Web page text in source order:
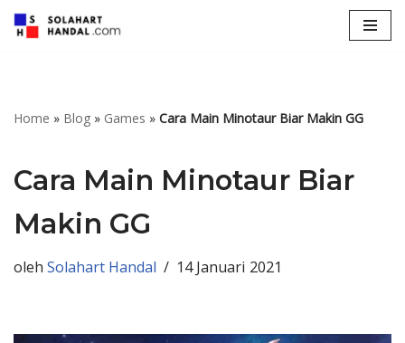
Home » Blog » Games » Cara Main Minotaur Biar Makin GG
Cara Main Minotaur Biar
Makin GG
oleh Solahart Handal 14 Januari 2021